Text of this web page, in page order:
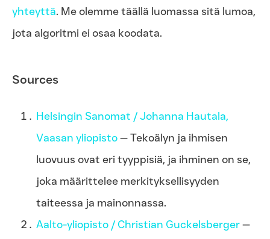
yhteyttä. Me olemme täällä luomassa sitä lumoa,
jota algoritmi ei osaa koodata.
Sources
Helsingin Sanomat / Johanna Hautala,
Vaasan yliopisto— Tekoälyn ja ihmisen
luovuus ovat eri tyyppisiä, ja ihminen on se,
joka määrittelee merkityksellisyyden
taiteessa ja mainonnassa.
Aalto-yliopisto / Christian Guckelsberger—